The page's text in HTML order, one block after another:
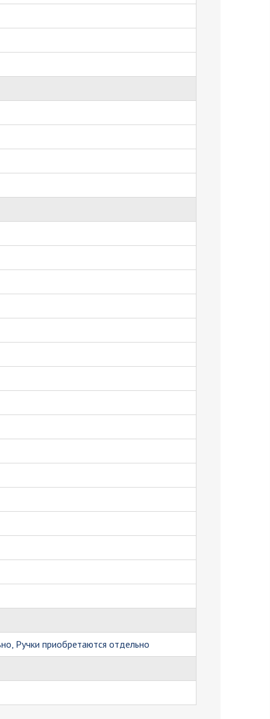
Ручки приобретаются отдельно